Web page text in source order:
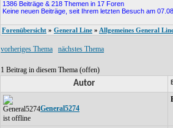
1386 Beiträge & 218 Themen in 17 Foren
Keine neuen Beiträge, seit Ihrem letzten Besuch am
Forenübersicht » General Line » Allgemeines General
vorheriges Thema nächstes Thema
1 Beitrag in diesem Thema (offen)
Autor
General5274